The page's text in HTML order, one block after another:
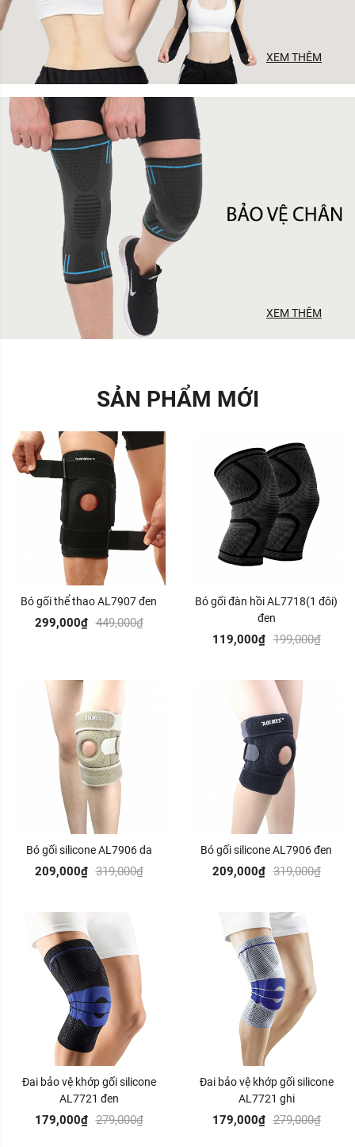
XEM THÊM
XEM THÊM
SẢN PHẨM MỚI
Bó gối thể thao AL7907 đen
299,000₫ 449,000₫
Bó gối đàn hồi AL7718(1 đôi)
đen
119,000₫ 199,000₫
Bó gối silicone AL7906 da
209,000₫ 319,000₫
Bó gối silicone AL7906 đen
209,000₫ 319,000₫
Đai bảo vệ khớp gối silicone
AL7721 đen
179,000₫ 279,000₫
Đai bảo vệ khớp gối silicone
AL7721 ghi
179,000₫ 279,000₫